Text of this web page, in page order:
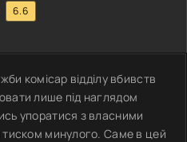
6.6
комісар відділу вбивств
лише під наглядом
упоратися з власними
минулого. Саме в цей